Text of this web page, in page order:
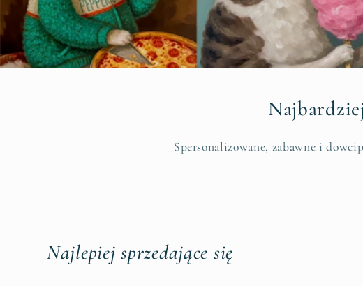
Spersonalizowane, zabawne i
Najlepiej sprzedające się